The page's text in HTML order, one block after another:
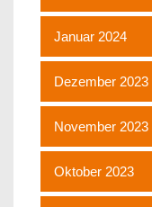
Januar 2024
Dezember 2023
November 2023
Oktober 2023